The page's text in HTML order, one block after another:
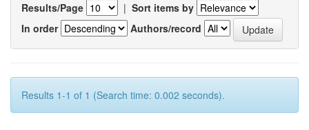
Results/Page | Sort items by
In order
Authors/record
Results 1-1 of 1 (Search time: 0.002 seconds).